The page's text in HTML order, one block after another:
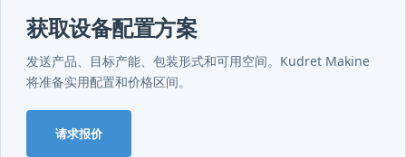
获取设备配置方案
发送产品、目标产能、包装形式和可用空间。Kudret Makine
将准备实用配置和价格区间。
请求报价